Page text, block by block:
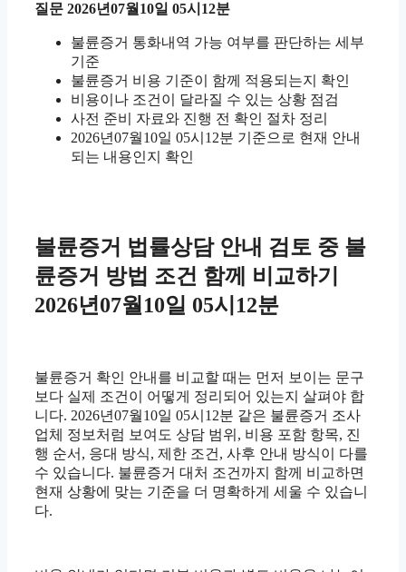
질문 2026년07월10일 05시12분
불륜증거 통화내역 가능 여부를 판단하는 세부
기준
불륜증거 비용 기준이 함께 적용되는지 확인
비용이나 조건이 달라질 수 있는 상황 점검
사전 준비 자료와 진행 전 확인 절차 정리
2026년07월10일 05시12분 기준으로 현재 안내
되는 내용인지 확인
불륜증거 법률상담 안내 검토 중 불
륜증거 방법 조건 함께 비교하기
2026년07월10일 05시12분
불륜증거 확인 안내를 비교할 때는 먼저 보이는 문구
보다 실제 조건이 어떻게 정리되어 있는지 살펴야 합
니다. 2026년07월10일 05시12분 같은 불륜증거 조사
업체 정보처럼 보여도 상담 범위, 비용 포함 항목, 진
행 순서, 응대 방식, 제한 조건, 사후 안내 방식이 다를
수 있습니다. 불륜증거 대처 조건까지 함께 비교하면
현재 상황에 맞는 기준을 더 명확하게 세울 수 있습니
다.